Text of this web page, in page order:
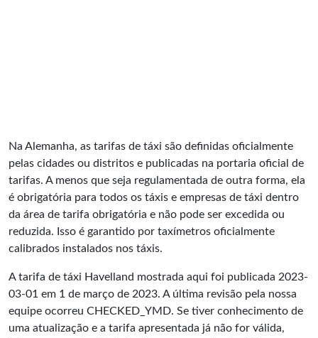
Na Alemanha, as tarifas de táxi são definidas oficialmente
pelas cidades ou distritos e publicadas na portaria oficial de
tarifas. A menos que seja regulamentada de outra forma, ela
é obrigatória para todos os táxis e empresas de táxi dentro
da área de tarifa obrigatória e não pode ser excedida ou
reduzida. Isso é garantido por taxímetros oficialmente
calibrados instalados nos táxis.
A tarifa de táxi Havelland mostrada aqui foi publicada 2023-
03-01 em 1 de março de 2023. A última revisão pela nossa
equipe ocorreu CHECKED_YMD. Se tiver conhecimento de
uma atualização e a tarifa apresentada já não for válida,